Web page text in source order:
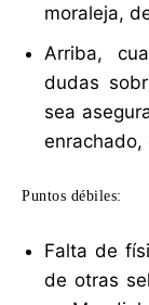
moraleja,
Arriba,
dudas
sea
enrachado,
Puntos débiles:
Falta de
de otras